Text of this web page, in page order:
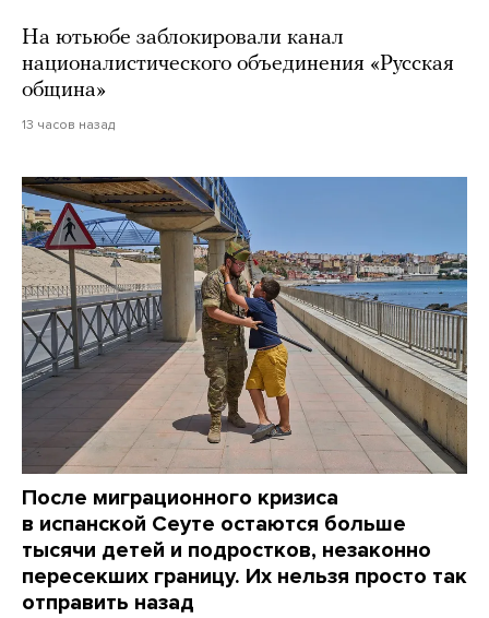
На ютьюбе заблокировали канал
националистического объединения «Русская
община»
13 часов назад
После миграционного кризиса
в испанской Сеуте остаются больше
тысячи детей и подростков, незаконно
пересекших границу. Их нельзя просто так
отправить назад